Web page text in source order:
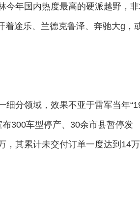
今年国内热度最高的硬派越野，非
着途乐、兰德克鲁泽、奔驰大g，
细分领域，效果不亚于雷军当年
300车型停产、30余市县暂停发
，其累计未交付订单一度达到14万